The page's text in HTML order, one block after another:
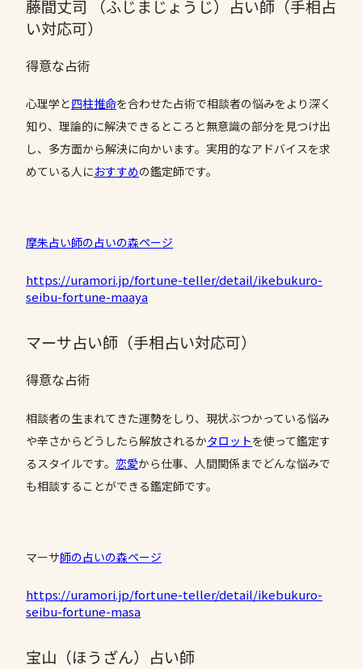
藤間丈司 （ふじまじょうじ）占い師（手相占
い対応可）
得意な占術
心理学と四柱推命を合わせた占術で相談者の悩みをより深く
知り、理論的に解決できるところと無意識の部分を見つけ出
し、多方面から解決に向かいます。実用的なアドバイスを求
めている人におすすめの鑑定師です。
摩朱占い師の占いの森ページ
https://uramori.jp/fortune-teller/detail/ikebukuro-
seibu-fortune-maaya
マーサ占い師（手相占い対応可）
得意な占術
相談者の生まれてきた運勢をしり、現状ぶつかっている悩み
や辛さからどうしたら解放されるかタロットを使って鑑定す
るスタイルです。 恋愛から仕事、人間関係までどんな悩みで
も相談することができる鑑定師です。
マーサ師の占いの森ページ
https://uramori.jp/fortune-teller/detail/ikebukuro-
seibu-fortune-masa
宝山（ほうざん）占い師